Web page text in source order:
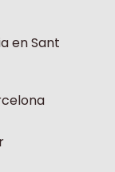
en Sant